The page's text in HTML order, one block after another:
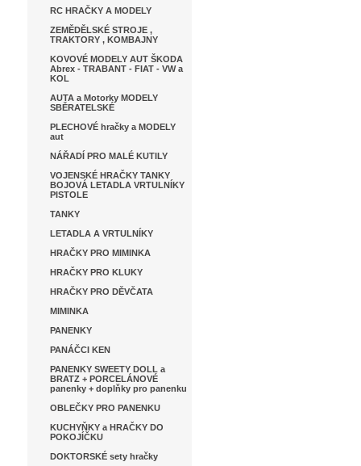
RC HRAČKY A MODELY
ZEMĚDĚLSKÉ STROJE ,
TRAKTORY , KOMBAJNY
KOVOVÉ MODELY AUT ŠKODA
Abrex - TRABANT - FIAT - VW a
KOL
AUTA a Motorky MODELY
SBĚRATELSKÉ
PLECHOVÉ hračky a MODELY
aut
NÁŘADÍ PRO MALÉ KUTILY
VOJENSKÉ HRAČKY TANKY
BOJOVÁ LETADLA VRTULNÍKY
PISTOLE
TANKY
LETADLA A VRTULNÍKY
HRAČKY PRO MIMINKA
HRAČKY PRO KLUKY
HRAČKY PRO DĚVČATA
MIMINKA
PANENKY
PANÁČCI KEN
PANENKY SWEETY DOLL a
BRATZ + PORCELÁNOVÉ
panenky + doplňky pro panenku
OBLEČKY PRO PANENKU
KUCHYŇKY a HRAČKY DO
POKOJÍČKU
DOKTORSKÉ sety hračky